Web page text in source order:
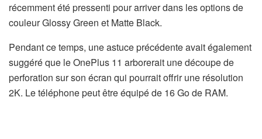
récemment été pressenti pour arriver dans les options de
couleur Glossy Green et Matte Black.
Pendant ce temps, une astuce précédente avait également
suggéré que le OnePlus 11 arborerait une découpe de
perforation sur son écran qui pourrait offrir une résolution
2K. Le téléphone peut être équipé de 16 Go de RAM.